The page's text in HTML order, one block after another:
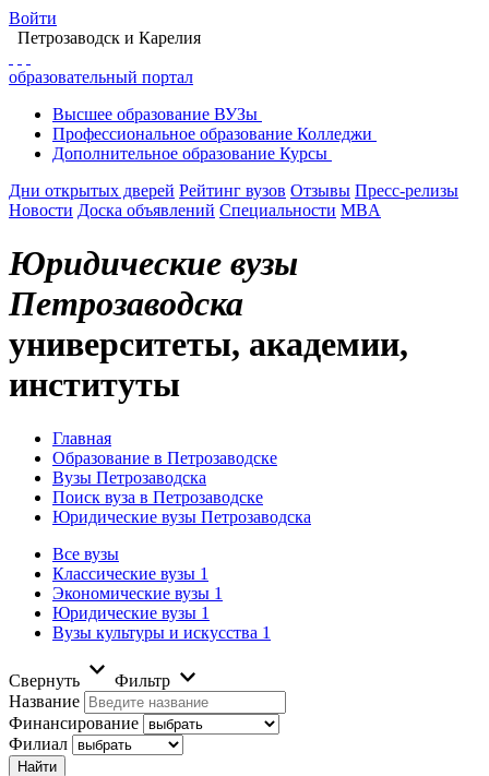
Войти
Петрозаводск и Карелия
образовательный портал
Высшее образование ВУЗы
Профессиональное образование Колледжи
Дополнительное образование Курсы
Дни открытых дверей Рейтинг вузов Отзывы Пресс-релизы
Новости Доска объявлений Специальности MBA
Юридические вузы
Петрозаводска
университеты, академии,
институты
Главная
Образование в Петрозаводске
Вузы Петрозаводска
Поиск вуза в Петрозаводске
Юридические вузы Петрозаводска
Все вузы
Классические вузы 1
Экономические вузы 1
Юридические вузы 1
Вузы культуры и искусства 1
Свернуть
Фильтр
Название
Финансирование
Филиал